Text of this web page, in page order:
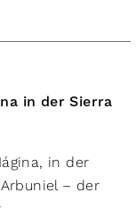
in der Sierra
in der
– der